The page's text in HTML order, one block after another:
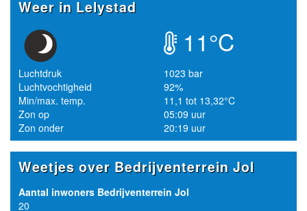
Weer in Lelystad
11°C
Luchtdruk
1023 bar
Luchtvochtigheid
92%
Min/max. temp.
11,1 tot 13,32°C
Zon op
05:09 uur
Zon onder
20:19 uur
Weetjes over Bedrijventerrein Jol
Aantal inwoners Bedrijventerrein Jol
20